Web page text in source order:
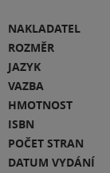
NAKLADATEL
ROZMĚR
JAZYK
VAZBA
HMOTNOST
ISBN
POČET STRAN
DATUM VYDÁNÍ